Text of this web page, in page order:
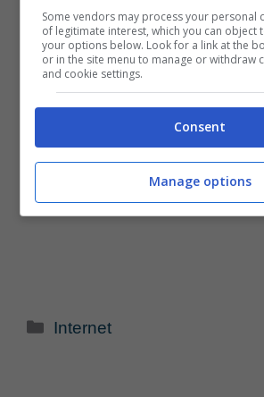
Categorie
Internet
Some vendors may process your personal
of legitimate interest, which you can object
your options below. Look for a link at the
or in the site menu to manage or withdraw
and cookie settings.
Consent
Manage options